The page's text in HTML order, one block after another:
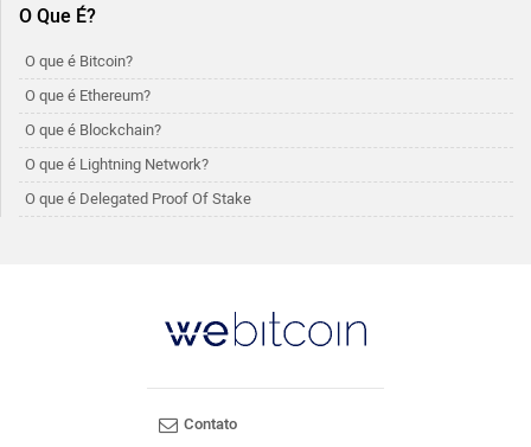
O Que É?
O que é Bitcoin?
O que é Ethereum?
O que é Blockchain?
O que é Lightning Network?
O que é Delegated Proof Of Stake
Contato